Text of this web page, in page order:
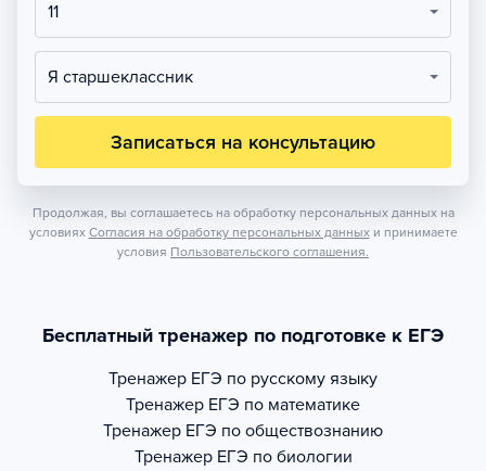
11
Я старшеклассник
Записаться на консультацию
Продолжая, вы соглашаетесь на обработку персональных данных на
условиях Согласия на обработку персональных данных и принимаете
условия Пользовательского соглашения.
Бесплатный тренажер по подготовке к ЕГЭ
Тренажер ЕГЭ по русскому языку
Тренажер ЕГЭ по математике
Тренажер ЕГЭ по обществознанию
Тренажер ЕГЭ по биологии